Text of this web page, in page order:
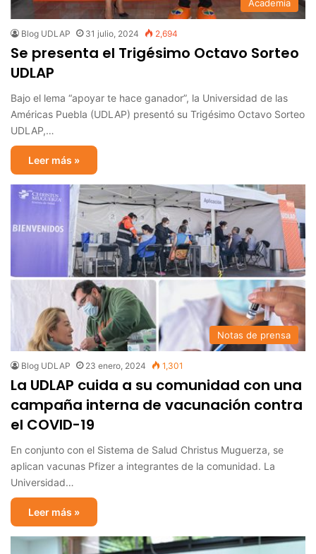
Academia
Blog UDLAP 31 julio, 2024 2,694
Se presenta el Trigésimo Octavo Sorteo
UDLAP
Bajo el lema “apoyar te hace ganador”, la Universidad de las
Américas Puebla (UDLAP) presentó su Trigésimo Octavo Sorteo
UDLAP,…
Leer más »
Notas de prensa
Blog UDLAP 23 enero, 2024 1,301
La UDLAP cuida a su comunidad con una
campaña interna de vacunación contra
el COVID-19
En conjunto con el Sistema de Salud Christus Muguerza, se
aplican vacunas Pfizer a integrantes de la comunidad. La
Universidad…
Leer más »